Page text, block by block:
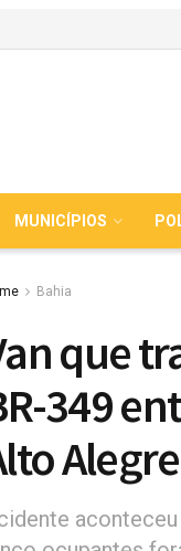
MUNICÍPIOS
Bahia
que
349
Alegre